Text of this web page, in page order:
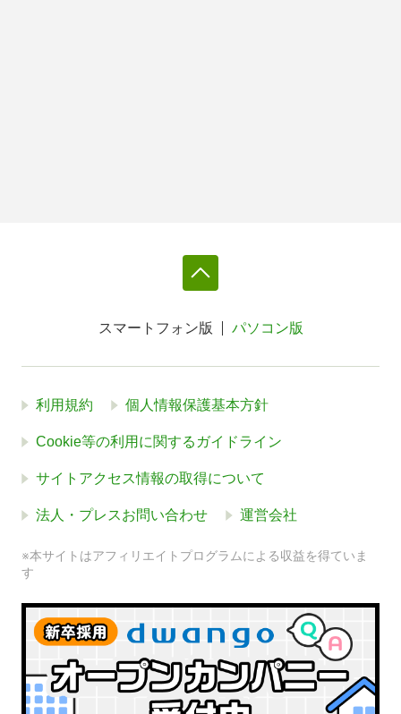
スマートフォン版 パソコン版
利用規約 個人情報保護基本方針
Cookie等の利用に関するガイドライン
サイトアクセス情報の取得について
法人・プレスお問い合わせ 運営会社
※本サイトはアフィリエイトプログラムによる収益を得ていま
す